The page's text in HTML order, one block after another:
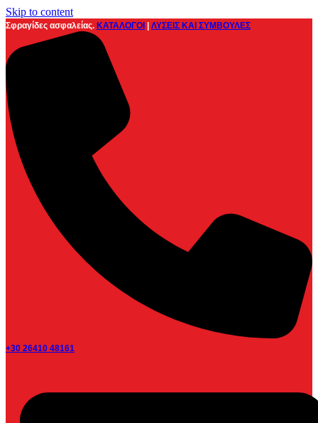
Skip to content
Σφραγίδες ασφαλείας. ΚΑΤΑΛΟΓΟΙ ΛΥΣΕΙΣ ΚΑΙ ΣΥΜΒΟΥΛΕΣ
+30 26410 48161